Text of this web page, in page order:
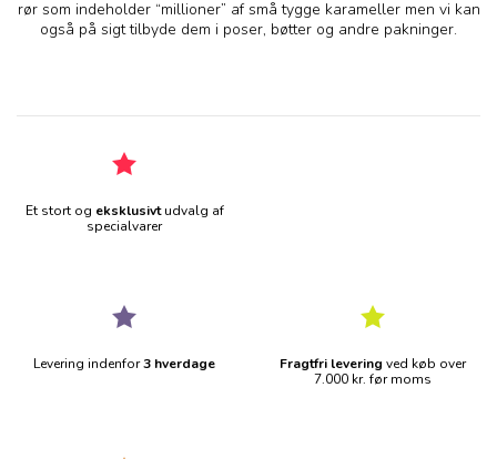
rør som indeholder “millioner” af små tygge karameller men vi kan
også på sigt tilbyde dem i poser, bøtter og andre pakninger.
Et stort og eksklusivtudvalg af
specialvarer
Levering indenfor3 hverdage Fragtfri levering ved køb over
7.000 kr. før moms